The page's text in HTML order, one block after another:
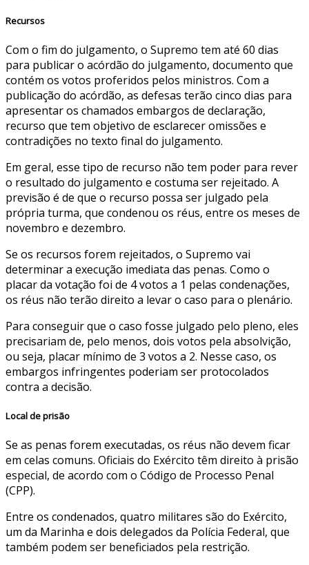
Recursos
Com o fim do julgamento, o Supremo tem até 60 dias
para publicar o acórdão do julgamento, documento que
contém os votos proferidos pelos ministros. Com a
publicação do acórdão, as defesas terão cinco dias para
apresentar os chamados embargos de declaração,
recurso que tem objetivo de esclarecer omissões e
contradições no texto final do julgamento.
Em geral, esse tipo de recurso não tem poder para rever
o resultado do julgamento e costuma ser rejeitado. A
previsão é de que o recurso possa ser julgado pela
própria turma, que condenou os réus, entre os meses de
novembro e dezembro.
Se os recursos forem rejeitados, o Supremo vai
determinar a execução imediata das penas. Como o
placar da votação foi de 4 votos a 1 pelas condenações,
os réus não terão direito a levar o caso para o plenário.
Para conseguir que o caso fosse julgado pelo pleno, eles
precisariam de, pelo menos, dois votos pela absolvição,
ou seja, placar mínimo de 3 votos a 2. Nesse caso, os
embargos infringentes poderiam ser protocolados
contra a decisão.
Local de prisão
Se as penas forem executadas, os réus não devem ficar
em celas comuns. Oficiais do Exército têm direito à prisão
especial, de acordo com o Código de Processo Penal
(CPP).
Entre os condenados, quatro militares são do Exército,
um da Marinha e dois delegados da Polícia Federal, que
também podem ser beneficiados pela restrição.